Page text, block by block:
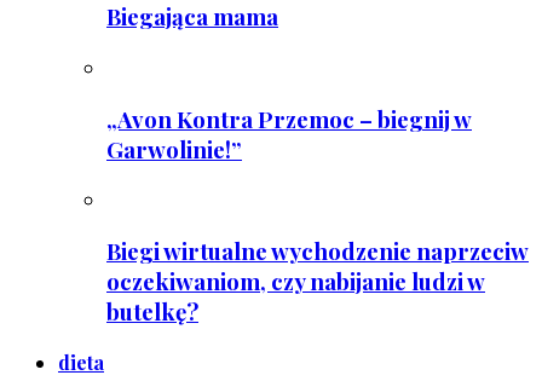
Biegająca mama
„Avon Kontra Przemoc – biegnij w
Garwolinie!”
Biegi wirtualne wychodzenie naprzeciw
oczekiwaniom, czy nabijanie ludzi w
butelkę?
dieta